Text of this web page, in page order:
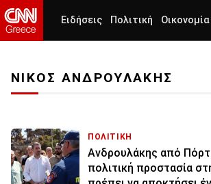
Ειδήσεις Πολιτική Οικονομία
ΝΙΚΟΣ ΑΝΔΡΟΥΛΑΚΗΣ
ΠΟΛΙΤΙΚΗ
Ανδρουλάκης από
πολιτική προστασία